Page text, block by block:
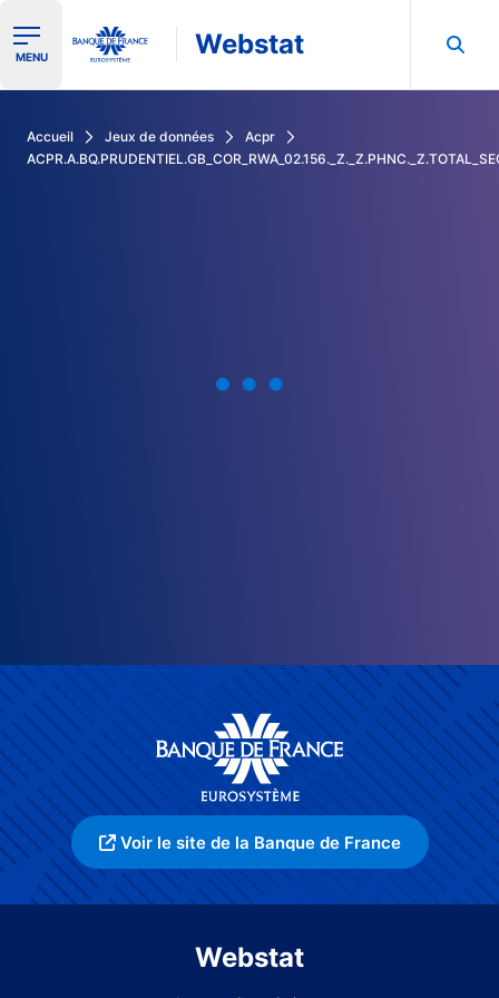
Ouvrir le menu de navigation
MENU Webstat
Accueil Jeux de données
Acpr
Voir le site de la Banque de France
Webstat